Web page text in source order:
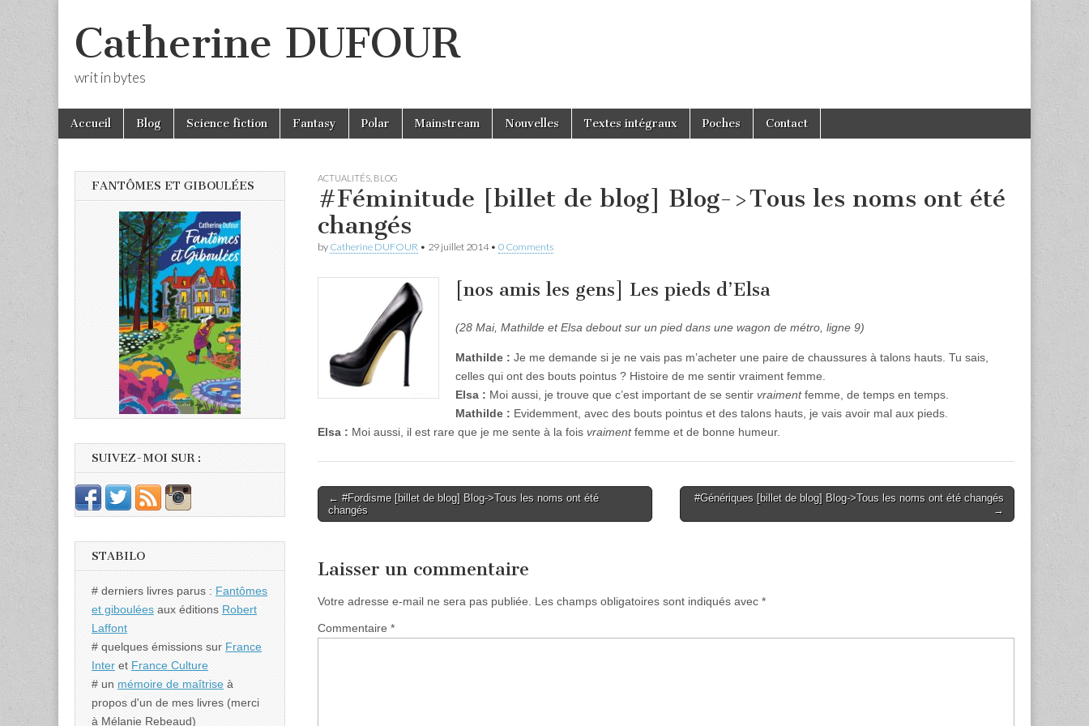
Catherine DUFOUR
writ in bytes
Main
menu
Skip
Accueil Blog Science fiction Fantasy Polar Mainstream Nouvelles Textes intégraux Poches Contact
ACTUALITÉS BLOG
#Féminitude [billet de blog] Blog->Tous les noms ont été
changés
by Catherine DUFOUR • 29 juillet 2014• 0 Comments
[nos amis les gens] Les pieds d’Elsa
(28 Mai, Mathilde et Elsa debout sur un pied dans une wagon de métro, ligne 9)
Mathilde : Je me demande si je ne vais pas m’acheter une paire de chaussures à talons hauts. Tu sais,
celles qui ont des bouts pointus ? Histoire de me sentir vraiment femme.
Elsa : Moi aussi, je trouve que c’est important de se sentir vraimentfemme, de temps en temps.
Mathilde : Evidemment, avec des bouts pointus et des talons hauts, je vais avoir mal aux pieds.
Elsa : Moi aussi, il est rare que je me sente à la fois vraimentfemme et de bonne humeur.
Post
navigation
← #Fordisme [billet de blog] Blog->Tous les noms ont été
changés
#Génériques [billet de blog] Blog->Tous les noms ont été changés
→
Laisser un commentaire
Votre adresse e-mail ne sera pas publiée. Les champs obligatoires sont indiqués avec *
Commentaire *
FANTÔMES ET GIBOULÉES
SUIVEZ-MOI SUR :
STABILO
# derniers livres parus : Fantômes
et giboulées aux éditions Robert
Laffont
# quelques émissions sur France
Inter et France Culture
# un mémoire de maîtrise à
propos d'un de mes livres (merci
à Mélanie Rebeaud)